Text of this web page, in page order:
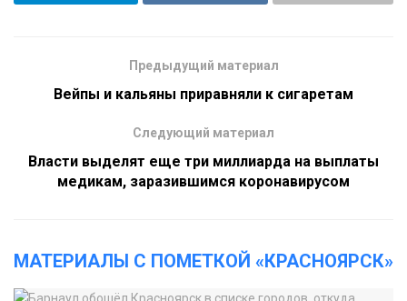
Предыдущий материал
Вейпы и кальяны приравняли к сигаретам
Следующий материал
Власти выделят еще три миллиарда на выплаты
медикам, заразившимся коронавирусом
МАТЕРИАЛЫ С ПОМЕТКОЙ «КРАСНОЯРСК»